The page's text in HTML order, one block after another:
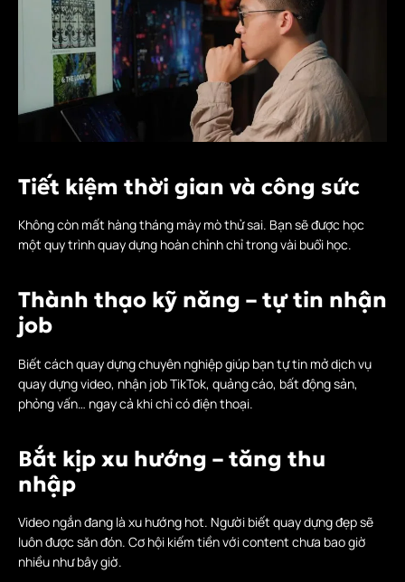
Tiết kiệm thời gian và công sức
Không còn mất hàng tháng mày mò thử sai. Bạn sẽ được học
một quy trình quay dựng hoàn chỉnh chỉ trong vài buổi học.
Thành thạo kỹ năng – tự tin nhận
job
Biết cách quay dựng chuyên nghiệp giúp bạn tự tin mở dịch vụ
quay dựng video, nhận job TikTok, quảng cáo, bất động sản,
phỏng vấn… ngay cả khi chỉ có điện thoại.
Bắt kịp xu hướng – tăng thu
nhập
Video ngắn đang là xu hướng hot. Người biết quay dựng đẹp sẽ
luôn được săn đón. Cơ hội kiếm tiền với content chưa bao giờ
nhiều như bây giờ.